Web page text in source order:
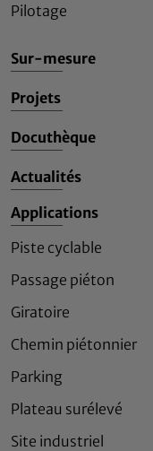
Pilotage
Sur-mesure
Projets
Docuthèque
Actualités
Applications
Piste cyclable
Passage piéton
Giratoire
Chemin piétonnier
Parking
Plateau surélevé
Site industriel